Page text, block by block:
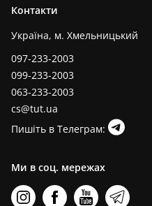
Контакти
Україна, м. Хмельницький
097-233-2003
099-233-2003
063-233-2003
cs@tut.ua
Пишіть в Телеграм:
Ми в соц. мережах